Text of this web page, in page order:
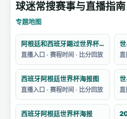
球迷常搜赛事与直播指南
专题地图
阿根廷和西班牙踢过世界杯吗
直播入口 · 赛程时间 · 比分回放 直
西班牙阿根廷世界杯海报图
直播入口 · 赛程时间 · 比分回放 直
西班牙阿根廷世界杯海报